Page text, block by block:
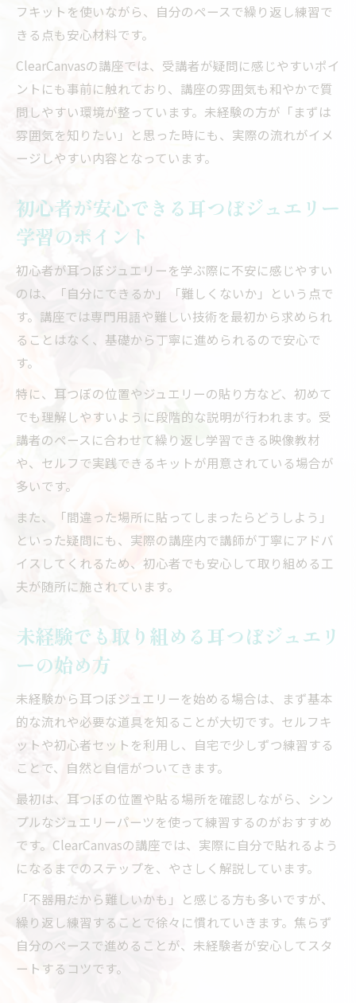
未経験者にやさしい耳つぼジュエリーの基本
未経験者向け耳つぼジュエリーの基本手順
を表で解説
耳つぼジュエリーの仕組みとセルフケアの
魅力
初心者が押さえるべき耳つぼの種類と位置
セルフで実践しやすい耳つぼジュエリーの
よく使われるパーツや素材の特徴
セルフで楽しむ耳つぼジュエリーの貼り方ガイ
ド
セルフでできる耳つぼジュエリー貼り方手
順一覧
初心者が失敗しやすい貼り方と対処法
貼る場所ごとのポイントとセルフケアのコ
ツ
耳つぼジュエリーセルフキット活用のヒン
ト
ClearCanvasで学ぶ耳つぼジュエリーの始め方
ClearCanvas講座の学びの流れを表で紹介
初心者が安心して学べるサポート内容
ClearCanvas受講者の声に見る安心ポイント
受講前に知っておきたい注意事項
フキットを使いながら、自分のペースで繰り返し練習で
きる点も安心材料です。
ClearCanvasの講座では、受講者が疑問に感じやすいポイ
ントにも事前に触れており、講座の雰囲気も和やかで質
問しやすい環境が整っています。未経験の方が「まずは
雰囲気を知りたい」と思った時にも、実際の流れがイメ
ージしやすい内容となっています。
初心者が安心できる耳つぼジュエリー
学習のポイント
初心者が耳つぼジュエリーを学ぶ際に不安に感じやすい
のは、「自分にできるか」「難しくないか」という点で
す。講座では専門用語や難しい技術を最初から求められ
ることはなく、基礎から丁寧に進められるので安心で
す。
特に、耳つぼの位置やジュエリーの貼り方など、初めて
でも理解しやすいように段階的な説明が行われます。受
講者のペースに合わせて繰り返し学習できる映像教材
や、セルフで実践できるキットが用意されている場合が
多いです。
また、「間違った場所に貼ってしまったらどうしよう」
といった疑問にも、実際の講座内で講師が丁寧にアドバ
イスしてくれるため、初心者でも安心して取り組める工
夫が随所に施されています。
未経験でも取り組める耳つぼジュエリ
ーの始め方
未経験から耳つぼジュエリーを始める場合は、まず基本
的な流れや必要な道具を知ることが大切です。セルフキ
ットや初心者セットを利用し、自宅で少しずつ練習する
ことで、自然と自信がついてきます。
最初は、耳つぼの位置や貼る場所を確認しながら、シン
プルなジュエリーパーツを使って練習するのがおすすめ
です。ClearCanvasの講座では、実際に自分で貼れるよう
になるまでのステップを、やさしく解説しています。
「不器用だから難しいかも」と感じる方も多いですが、
繰り返し練習することで徐々に慣れていきます。焦らず
自分のペースで進めることが、未経験者が安心してスタ
ートするコツです。